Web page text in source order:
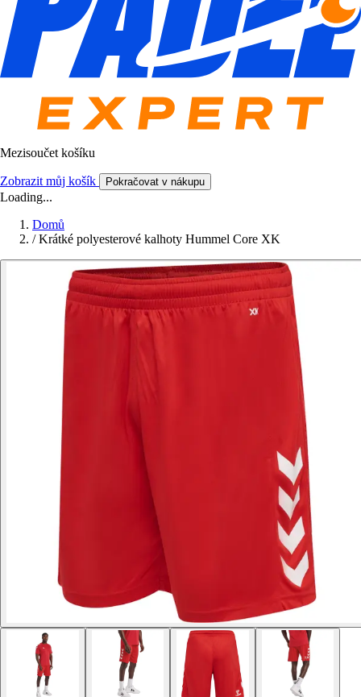
Mezisoučet košíku
Zobrazit můj košík Pokračovat v nákupu
Loading...
Domů
/ Krátké polyesterové kalhoty Hummel Core XK